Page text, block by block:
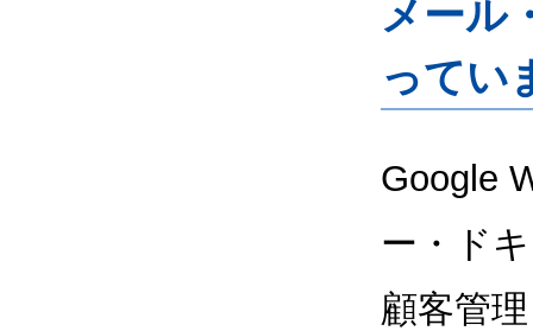
メール
ってい
Google
ー・ド
顧客管